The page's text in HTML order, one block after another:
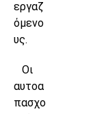
εργαζ
όμενο
υς.
Οι
αυτοα
πασχο